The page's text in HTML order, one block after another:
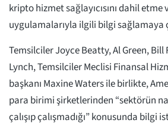
kripto hizmet sağlayıcısını dahil
uygulamalarıyla ilgili bilgi sağlamaya
Temsilciler Joyce Beatty, Al Green, Bill
Lynch, Temsilciler Meclisi Finansal
başkanı Maxine Waters ile birlikte,
para birimi şirketlerinden “sektörün
çalışıp çalışmadığı” konusunda bilgi